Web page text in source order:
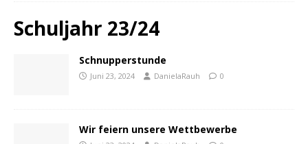
Schuljahr 23/24
Schnupperstunde
Juni 23, 2024 DanielaRauh 0
Wir feiern unsere Wettbewerbe